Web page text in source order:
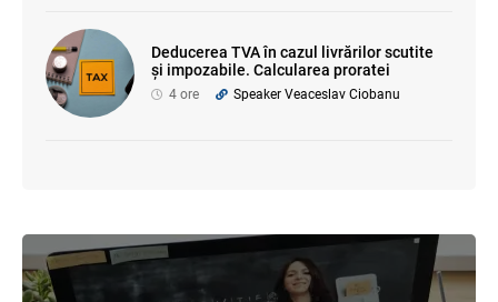
Deducerea TVA în cazul livrărilor scutite
și impozabile. Calcularea proratei
4 ore Speaker Veaceslav Ciobanu